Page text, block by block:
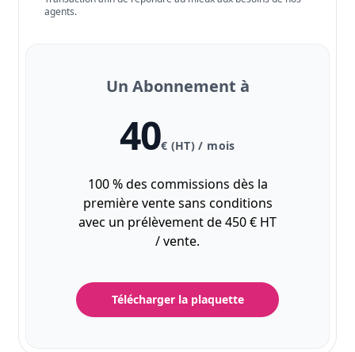
agents.
Un Abonnement à
40€ (HT) / mois
100 % des commissions dès la
première vente sans conditions
avec un prélèvement de 450 € HT
/ vente.
Télécharger la plaquette